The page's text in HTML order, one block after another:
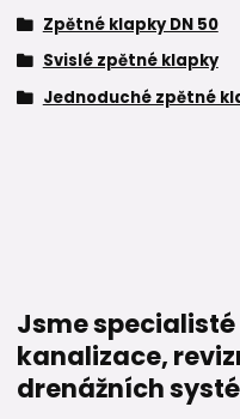
Zpětné klapky DN 50
Svislé zpětné klapky
Jednoduché zpětné
Jsme
kanalizace,
drenážních